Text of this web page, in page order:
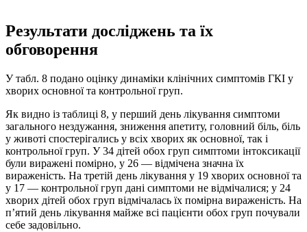
Результати досліджень та їх
обговорення
У табл. 8 подано оцінку динаміки клінічних симптомів ГКІ у
хворих основної та контрольної груп.
Як видно із таблиці 8, у перший день лікування симптоми
загального нездужання, зниження апетиту, головний біль, біль
у животі спостерігались у всіх хворих як основної, так і
контрольної груп. У 34 дітей обох груп симптоми інтоксикації
були виражені помірно, у 26 — відмічена значна їх
вираженість. На третій день лікування у 19 хворих основної та
у 17 — контрольної груп дані симптоми не відмічалися; у 24
хворих дітей обох груп відмічалась їх помірна вираженість. На
п’ятий день лікування майже всі пацієнти обох груп почували
себе задовільно.